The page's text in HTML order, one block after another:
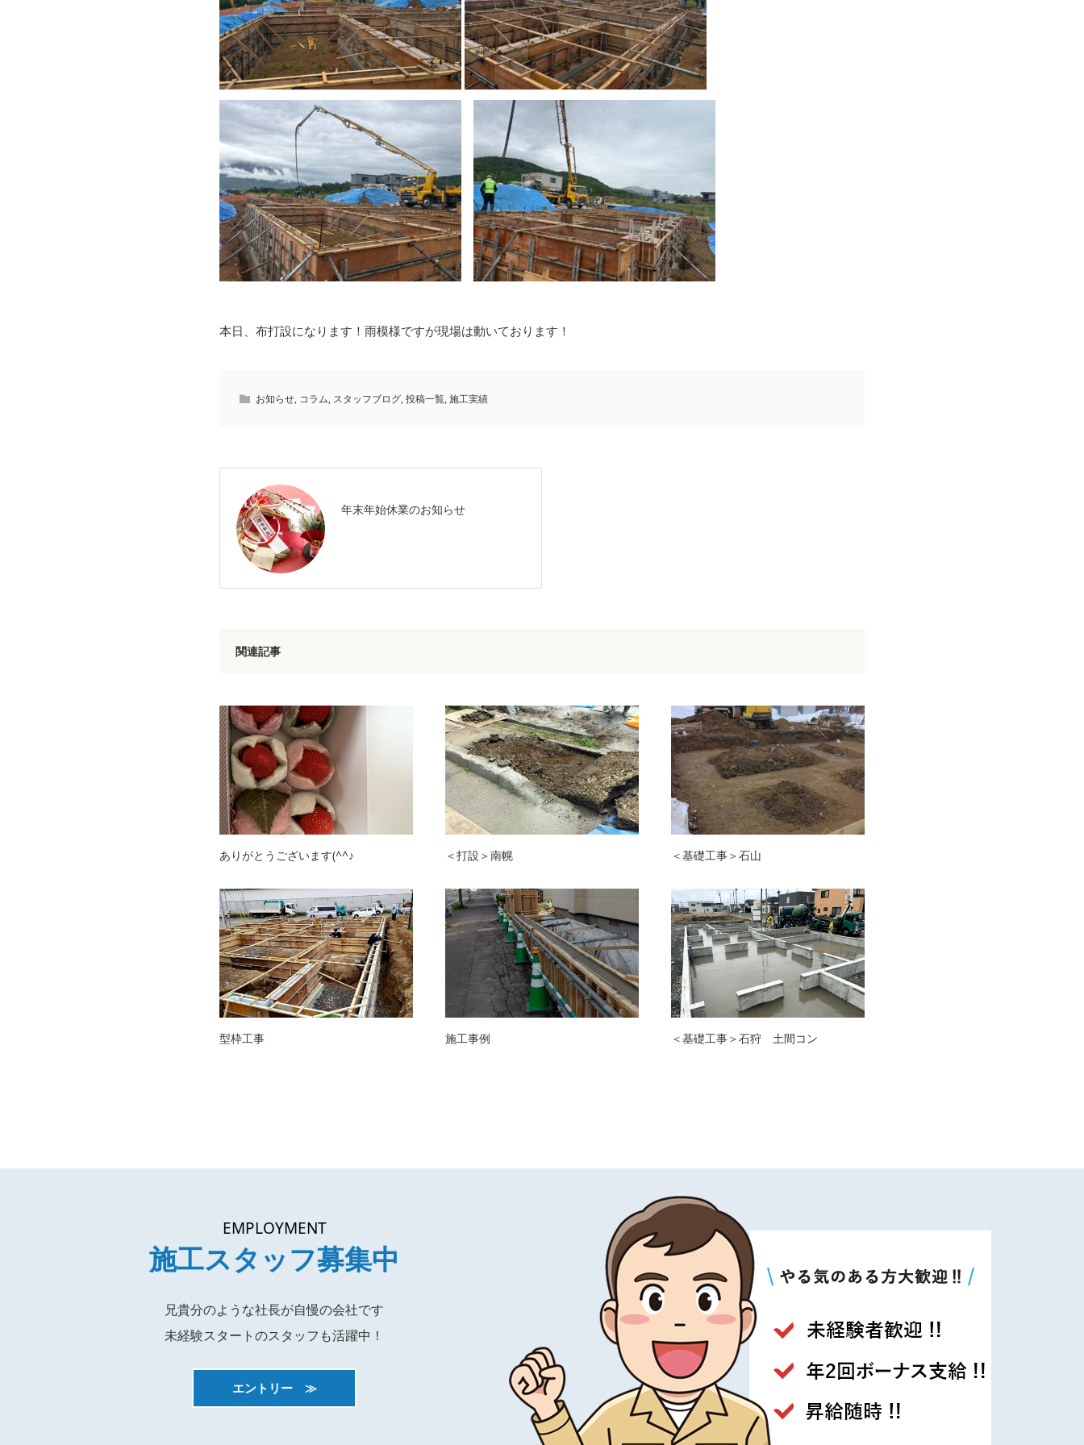
本日、布打設になります！雨模様ですが現場は動いております！
お知らせ, コラム, スタッフブログ,投稿一覧,施工実績
年末年始休業のお知らせ
関連記事
ありがとうございます(^^♪ ＜打設＞南幌 ＜基礎工事＞石山
型枠工事 施工事例 ＜基礎工事＞石狩 土間コン
EMPLOYMENT
施工スタッフ募集中
兄貴分のような社長が自慢の会社です
未経験スタートのスタッフも活躍中！
エントリー ≫